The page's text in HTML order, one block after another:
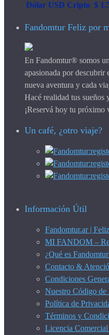
Dólar USD Cripto $
Fandomtur Feliz por
En Fandomtur® somos
apasionada por descubrir
nueva aventura y cada
Hacé realidad tus sueños
¡Reservá hoy tu próximo
Un café, ¿otro viaje?
Información Útil
Fandomtur.ar |
MI FANDOM –
¿Qué es
Contacto &
Condiciones
Nuestro Código de
Política de
Términos y
Licencia